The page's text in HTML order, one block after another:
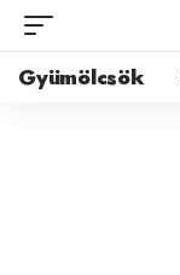
Gyümölcsök